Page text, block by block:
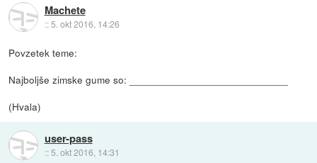
Machete
::5. okt 2016, 14:26
Povzetek teme:
Najboljše zimske gume so: ____________________________
(Hvala)
user-pass
:: 5. okt 2016, 14:31